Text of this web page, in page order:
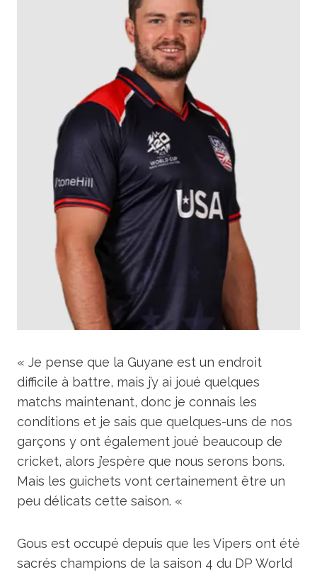
« Je pense que la Guyane est un endroit
difficile à battre, mais j’y ai joué quelques
matchs maintenant, donc je connais les
conditions et je sais que quelques-uns de nos
garçons y ont également joué beaucoup de
cricket, alors j’espère que nous serons bons.
Mais les guichets vont certainement être un
peu délicats cette saison. «
Gous est occupé depuis que les Vipers ont été
sacrés champions de la saison 4 du DP World